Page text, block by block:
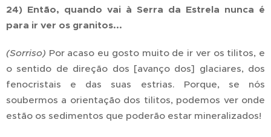
24) Então, quando vai à Serra da Estrela nunca é
para ir ver os granitos...
(Sorriso) Por acaso eu gosto muito de ir ver os tilitos, e
o sentido de direção dos [avanço dos] glaciares, dos
fenocristais e das suas estrias. Porque, se nós
soubermos a orientação dos tilitos, podemos ver onde
estão os sedimentos que poderão estar mineralizados!